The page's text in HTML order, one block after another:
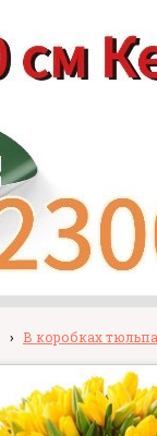
› В коробках